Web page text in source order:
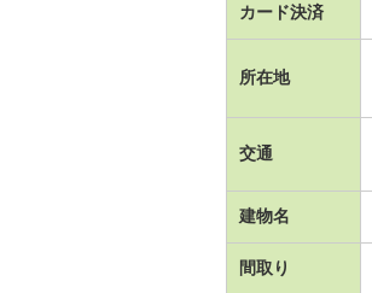
カード決済
所在地
交通
建物名
間取り